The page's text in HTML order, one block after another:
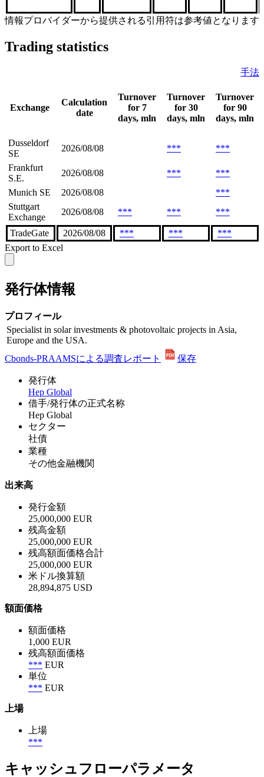
情報プロバイダーから提供される引用符は参考値となります
Trading statistics
手法
Exchange
Calculation
date
Turnover
for 7
days, mln
Turnover
for 30
days, mln
Turnover
for 90
days, mln
Dusseldorf
SE
2026/08/08 ***
***
Frankfurt
S.E.
2026/08/08 ***
***
Munich SE
2026/08/08
***
Stuttgart
Exchange
2026/08/08 *** *** ***
TradeGate 2026/08/08 *** ***
***
Export to Excel
発行体情報
プロフィール
Specialist in solar investments & photovoltaic projects in Asia,
Europe and the USA.
Cbonds-PRAAMSによる調査レポート
保存
発行体
Hep Global
借手/発行体の正式名称
Hep Global
セクター
社債
業種
その他金融機関
出来高
発行金額
25,000,000 EUR
残高金額
25,000,000 EUR
残高額面価格合計
25,000,000 EUR
米ドル換算額
28,894,875 USD
額面価格
額面価格
1,000 EUR
残高額面価格
*** EUR
単位
*** EUR
上場
上場
***
キャッシュフローパラメータ